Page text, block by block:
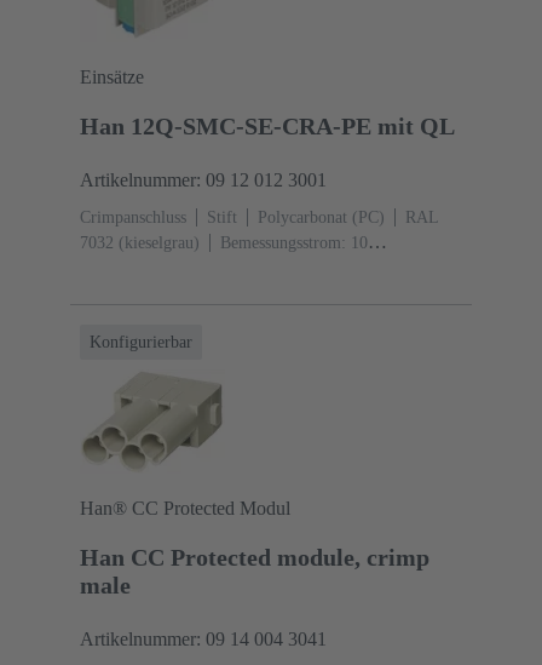
Einsätze
Han 12Q-SMC-SE-CRA-PE mit QL
Artikelnummer: 09 12 012 3001
Crimpanschluss Stift Polycarbonat (PC)
RAL
7032 (kieselgrau)
Bemessungsstrom: ‌10
Konfigurierbar
Han® CC Protected Modul
Han CC Protected module, crimp
male
Artikelnummer: 09 14 004 3041